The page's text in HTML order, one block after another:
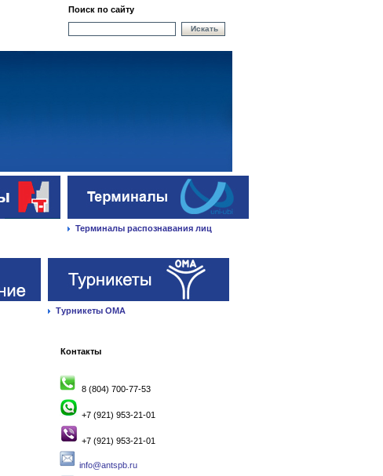
Поиск по сайту
Искать
Терминалы распознавания лиц
Турникеты ОМА
Контакты
8 (804) 700-77-53
+7 (921) 953-21-01
+7 (921) 953-21-01
info@antspb.ru